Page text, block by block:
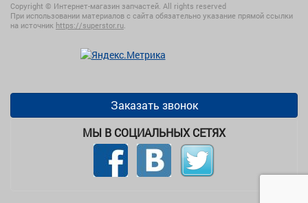
Copyright © Интернет-магазин запчастей. All rights reserved
При использовании материалов с сайта обязательно указание прямой ссылки
на источник https://superstor.ru
Заказать звонок
МЫ В СОЦИАЛЬНЫХ СЕТЯХ